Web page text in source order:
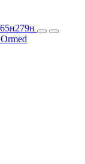
279н